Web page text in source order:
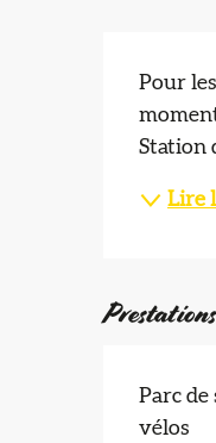
Pour
Station
Lire
Prestations
Parc
vélos